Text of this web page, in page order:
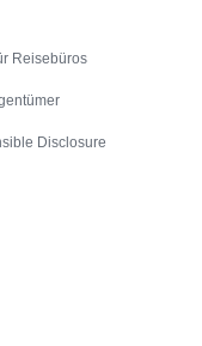
Reisebüros
Disclosure